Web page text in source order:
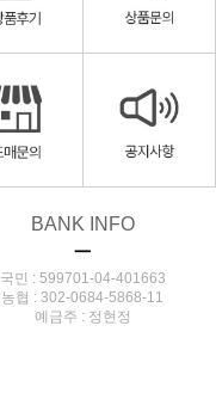
BANK INFO
ㅡ
국민 : 599701-04-401663
농협 : 302-0684-5868-11
예금주 : 정현정